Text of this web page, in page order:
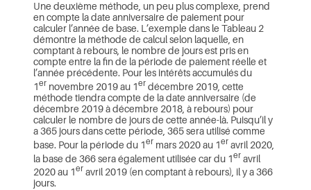
Une deuxième méthode, un peu plus complexe, prend
en compte la date anniversaire de paiement pour
calculer l’année de base. L’exemple dans le Tableau 2
démontre la méthode de calcul selon laquelle, en
comptant à rebours, le nombre de jours est pris en
compte entre la fin de la période de paiement réelle et
l’année précédente. Pour les intérêts accumulés du
1er novembre 2019 au 1er décembre 2019, cette
méthode tiendra compte de la date anniversaire (de
décembre 2019 à décembre 2018, à rebours) pour
calculer le nombre de jours de cette année-là. Puisqu’il y
a 365 jours dans cette période, 365 sera utilisé comme
base. Pour la période du 1er mars 2020 au 1er avril 2020,
la base de 366 sera également utilisée car du 1er avril
2020 au 1er avril 2019 (en comptant à rebours), il y a 366
jours.